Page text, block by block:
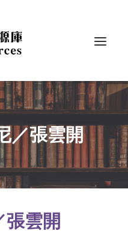
／張雲開
張雲開